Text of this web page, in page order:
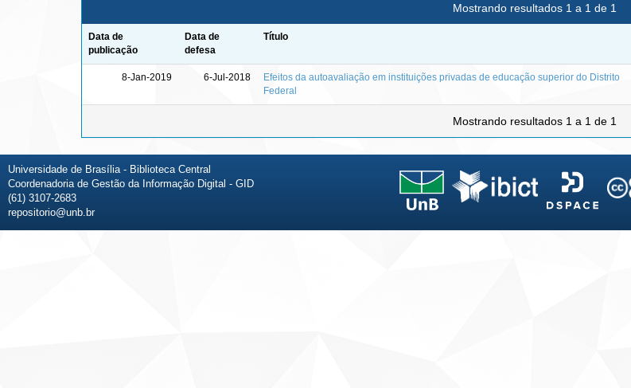
Mostrando resultados 1 a 1 de 1
Data de
publicação
Data de
defesa
Título
8-Jan-2019 6-Jul-2018
Efeitos da autoavaliação em instituições privadas de educação superior do Distrito
Federal
Mostrando resultados 1 a 1 de 1
Universidade de Brasília - Biblioteca Central
Coordenadoria de Gestão da Informação Digital - GID
(61) 3107-2683
repositorio@unb.br